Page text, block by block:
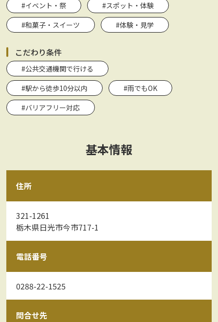
#イベント・祭
#スポット・体験
#和菓子・スイーツ
#体験・見学
こだわり条件
#公共交通機関で行ける
#駅から徒歩10分以内
#雨でもOK
#バリアフリー対応
基本情報
住所
321-1261
栃木県日光市今市717-1
電話番号
0288-22-1525
問合せ先